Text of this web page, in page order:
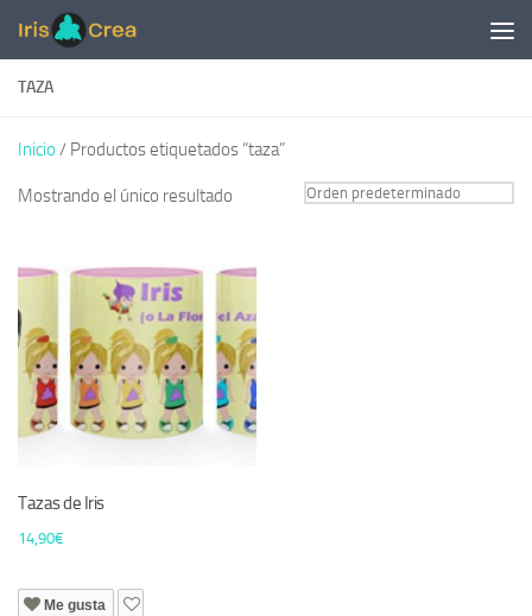
Saltar al contenido
TAZA
Inicio / Productos etiquetados “taza”
Mostrando el único resultado
Tazas de Iris
14,90€
Me gusta